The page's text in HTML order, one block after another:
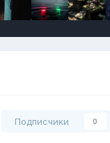
Подписчики 0